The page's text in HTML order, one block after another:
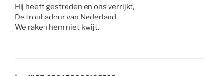
Hij heeft gestreden en ons verrijkt,
De troubadour van Nederland,
We raken hem niet kwijt.